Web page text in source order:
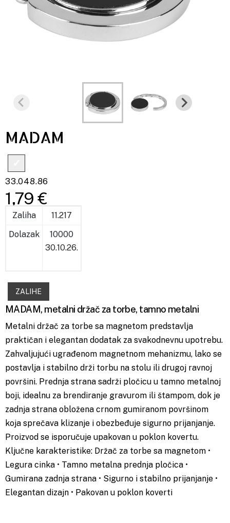
MADAM
33.048.86
1,79 €
Zaliha
11.217
Dolazak
10000
30.10.26.
ZALIHE
MADAM, metalni držač za torbe, tamno metalni
Metalni držač za torbe sa magnetom predstavlja
praktičan i elegantan dodatak za svakodnevnu upotrebu.
Zahvaljujući ugrađenom magnetnom mehanizmu, lako se
postavlja i stabilno drži torbu na stolu ili drugoj ravnoj
površini. Prednja strana sadrži pločicu u tamno metalnoj
boji, idealnu za brendiranje gravurom ili štampom, dok je
zadnja strana obložena crnom gumiranom površinom
koja sprečava klizanje i obezbeđuje sigurno prijanjanje.
Proizvod se isporučuje upakovan u poklon kovertu.
Ključne karakteristike: Držač za torbe sa magnetom •
Legura cinka • Tamno metalna prednja pločica •
Gumirana zadnja strana • Sigurno i stabilno prijanjanje •
Elegantan dizajn • Pakovan u poklon koverti